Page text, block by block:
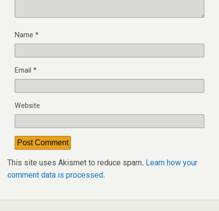
Name *
Email *
Website
This site uses Akismet to reduce spam. Learn how your
comment data is processed.